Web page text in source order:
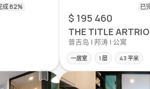
$ 195 460
THE TITLE ARTRIO
普吉岛 | 邦涛 | 公寓
一居室 1 层 43 平米